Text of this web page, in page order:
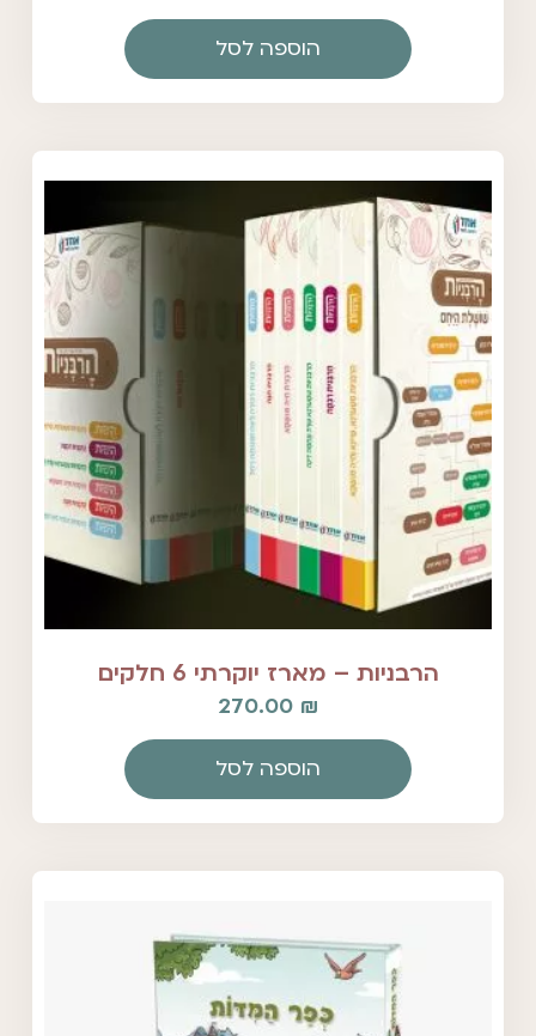
הוספה לסל
הרבניות – מארז יוקרתי 6 חלקים
270.00 ₪
הוספה לסל